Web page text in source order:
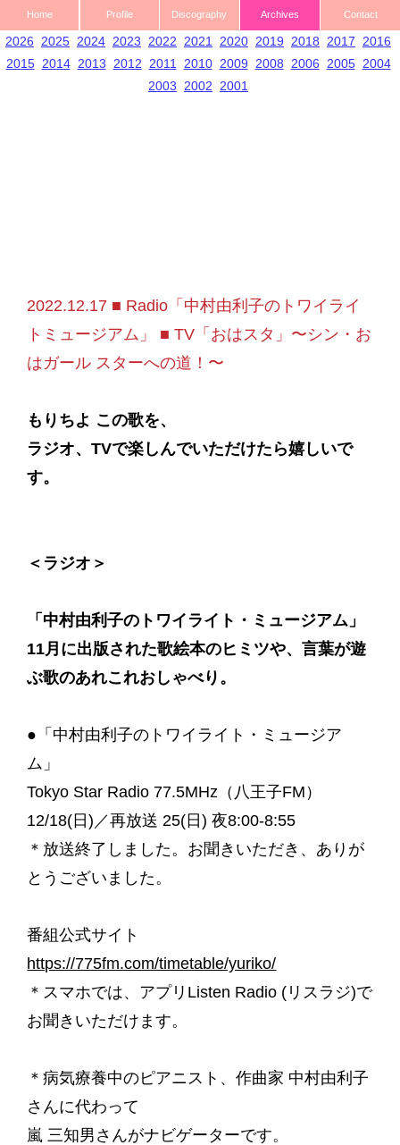
2026 2025 2024 2023 2022 2021 2020 2019 2018 2017
2016
2015 2014 2013 2012 2011 2010 2009 2008 2006 2005 2004
2003
2002 2001
Home Profile Discography Archives Contact
2022.12.17 ■ Radio「中村由利子のトワイライ
トミュージアム」 ■ TV「おはスタ」〜シン・お
はガール スターへの道！〜
もりちよ この歌を、
ラジオ、TVで楽しんでいただけたら嬉しいで
す。
＜ラジオ＞
「中村由利子のトワイライト・ミュージアム」
11月に出版された歌絵本のヒミツや、言葉が遊
ぶ歌のあれこれおしゃべり。
●「中村由利子のトワイライト・ミュージア
ム」
Tokyo Star Radio 77.5MHz（八王子FM）
12/18(日)／再放送 25(日) 夜8:00-8:55
＊放送終了しました。お聞きいただき、ありが
とうございました。
番組公式サイト
https://775fm.com/timetable/yuriko/
＊スマホでは、アプリListen Radio (リスラジ)で
お聞きいただけます。
＊病気療養中のピアニスト、作曲家 中村由利子
さんに代わって
嵐 三知男さんがナビゲーターです。